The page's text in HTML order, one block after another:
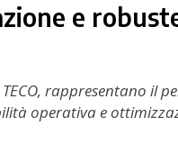
e
rappresentano il
operativa e